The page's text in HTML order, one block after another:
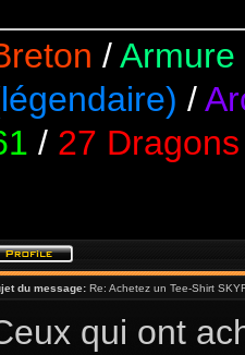
/Armure
/
/ 27
du message: Re: Achetez un Tee-Shirt
qui ont